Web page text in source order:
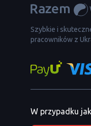
Szybkie i
pracowników z
W przypadku